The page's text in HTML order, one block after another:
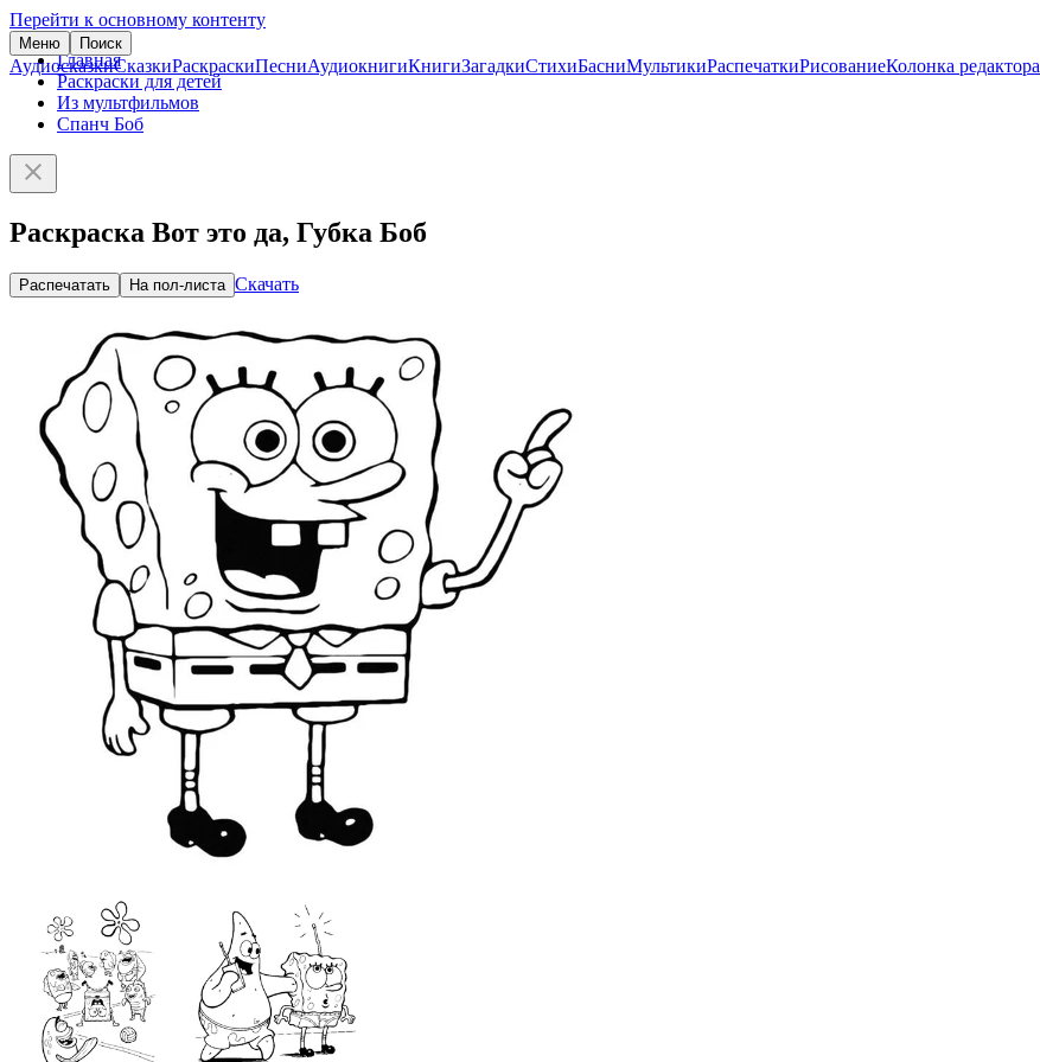
Перейти к основному контенту
Меню Поиск
АудиосказкиСказкиРаскраскиПесниАудиокнигиКнигиЗагадкиСтихиБасниМультикиРаспечаткиРисованиеКолонка редактора
Главная
Раскраски для детей
Из мультфильмов
Спанч Боб
Раскраска Вот это да, Губка Боб
Распечатать На пол-листа Скачать